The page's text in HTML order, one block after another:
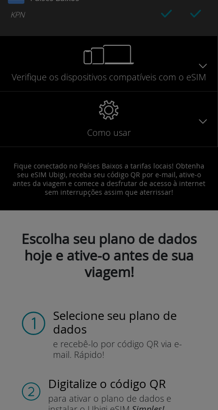
KPN
Verifique os dispositivos compatíveis com o eSIM
Como usar
Fique conectado no Países Baixos a tarifas locais! Obtenha
seu eSIM Ubigi, receba seu código QR por e-mail, ative-o
antes da viagem e comece a desfrutar de acesso à internet
sem interrupções assim que aterrissar!
Escolha seu plano de dados
hoje e ative-o antes de sua
viagem!
Selecione seu plano de
dados
e recebê-lo por código QR via e-
mail. Rápido!
Digitalize o código QR
para ativar o plano de dados e